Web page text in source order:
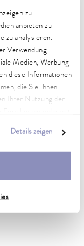
zu
anbieten zu
zu analysieren.
Verwendung
Medien, Werbung
diese Informationen
die Sie ihnen
Ihrer Nutzung der
Details zeigen